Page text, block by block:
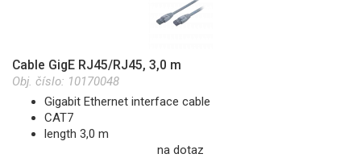
Cable GigE RJ45/RJ45, 3,0 m
Obj. číslo: 10170048
Gigabit Ethernet interface cable
CAT7
length 3,0 m
na dotaz